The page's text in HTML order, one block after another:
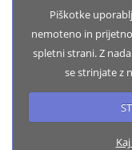
Piškotke
nemoteno in
spletni strani. Z
se strinjate z